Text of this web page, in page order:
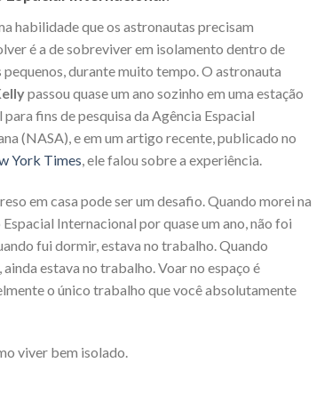
habilidade que os astronautas precisam
é a de sobreviver em isolamento dentro de
pequenos, durante muito tempo. O astronauta
passou quase um ano sozinho em uma estação
para fins de pesquisa da Agência Espacial
(NASA), e em um artigo recente, publicado no
York Times , ele falou sobre a experiência.
em casa pode ser um desafio. Quando morei na
Espacial Internacional por quase um ano, não foi
fui dormir, estava no trabalho. Quando
ainda estava no trabalho. Voar no espaço é
o único trabalho que você absolutamente
viver bem isolado.